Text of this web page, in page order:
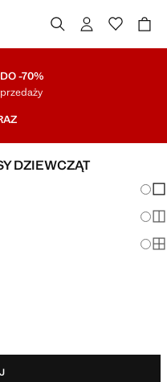
DO -70%
DZIEWCZĄT